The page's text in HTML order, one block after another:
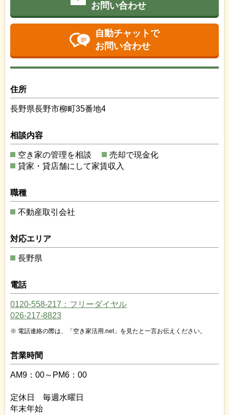
お問い合わせ
自動チャットで
お問い合わせ
住所
長野県長野市柳町35番地4
相談内容
空き家の管理を相談
売却で現金化
貸家・貸店舗にして家賃収入
職種
不動産取引会社
対応エリア
長野県
電話
0120-558-217：フリーダイヤル
026-217-8823
電話連絡の際は、「空き家活用.net」を見たと一言お伝えください。
営業時間
AM9：00～PM6：00
定休日 毎週水曜日
年末年始